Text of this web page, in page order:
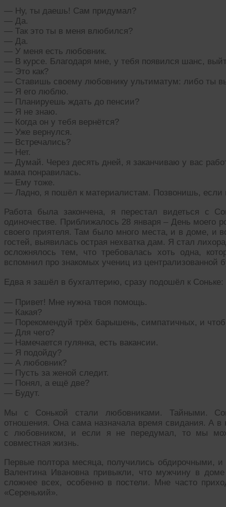
— Ну, ты даешь! Сам придумал?
— Да.
— Так это ты в меня влюбился?
— Да.
— У меня есть любовник.
— В курсе. Благодаря мне, у тебя появился шанс,
— Это как?
— Ставишь своему любовнику ультиматум: либо ты
— Я его люблю.
— Планируешь ждать до пенсии?
— Я не знаю.
— Когда он у тебя вернётся?
— Уже вернулся.
— Встречались?
— Нет.
— Думай. Через десять дней, я заканчиваю у вас
мама понравилась.
— Ему тоже.
— Ладно, я пошёл к материалистам. Позвонишь, если
Работа была закончена, я перестал видеться с
одиночестве. Приближалось 28 января – День моего
своего приятеля. Там было много места, и в доме, и
гостей, выявилась острая нехватка дам. Я стал
осложнялось тем, что требовалась хоть одна,
вспомнил про знакомых учениц из централизованной
Едва я зашёл в бухгалтерию, сразу подошёл к Соньке:
— Привет! Мне нужна твоя помощь.
— Какая?
— Порекомендуй трёх барышень, симпатичных, и
— Для чего?
— Намечается гулянка, есть вакансии.
— Я подойду?
— А любовник?
— Пусть за женой следит.
— Понял, а ещё две?
— Будут.
Мы с Сонькой стали любовниками. Тайными.
отношения. Она сама назначала время свидания. А
с любовником, и если я не передумал, то мы
совместная жизнь.
Первые полтора месяца, получились обдирочными,
Валентина Ивановна привыкли, что мужчину в
сложнее всех, особенно в постели. Мне часто
«Серенький».